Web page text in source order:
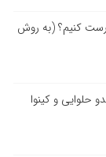
کنیم؟ (به روش
حلوایی و کینوا